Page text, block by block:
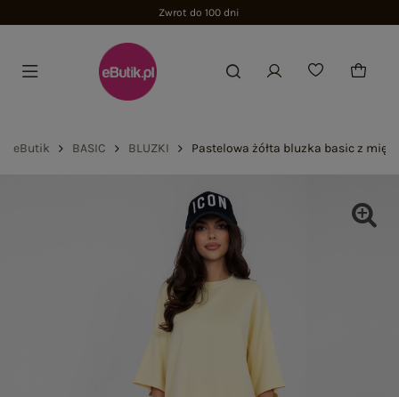
Zwrot do 100 dni
eButik BASIC BLUZKI Pastelowa żółta bluzka basic z